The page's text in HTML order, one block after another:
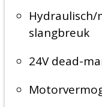
Hydraulisch/
slangbreuk
24V dead-